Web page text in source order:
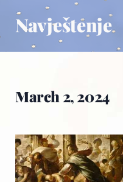
Navještenje
March 2, 2024